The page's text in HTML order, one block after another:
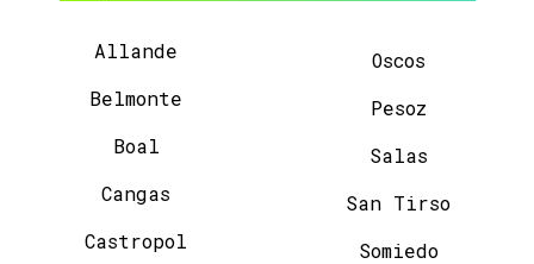
Allande
Belmonte
Boal
Cangas
Castropol
Oscos
Pesoz
Salas
San Tirso
Somiedo